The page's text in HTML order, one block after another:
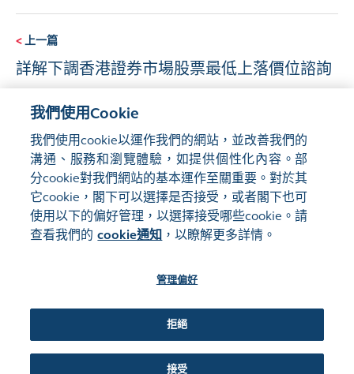
<上一篇
詳解下調香港證券市場股票最低上落價位諮詢
滬深港通ETF擴容 拓展市場新機遇
管理偏好
我們使用Cookie
我們使用cookie以運作我們的網站，並改善我們的
溝通、服務和瀏覽體驗，如提供個性化內容。部
分cookie對我們網站的基本運作至關重要。對於其
它cookie，閣下可以選擇是否接受，或者閣下也可
使用以下的偏好管理，以選擇接受哪些cookie。請
查看我們的 cookie通知 ，以瞭解更多詳情。
管理偏好
拒絕
接受